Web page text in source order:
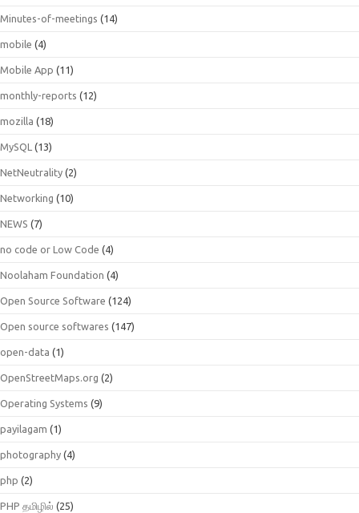
Minutes-of-meetings (14)
mobile (4)
Mobile App (11)
monthly-reports (12)
mozilla (18)
MySQL (13)
NetNeutrality (2)
Networking (10)
NEWS (7)
no code or Low Code (4)
Noolaham Foundation (4)
Open Source Software (124)
Open source softwares (147)
open-data (1)
OpenStreetMaps.org (2)
Operating Systems (9)
payilagam (1)
photography (4)
php (2)
PHP தமிழில் (25)